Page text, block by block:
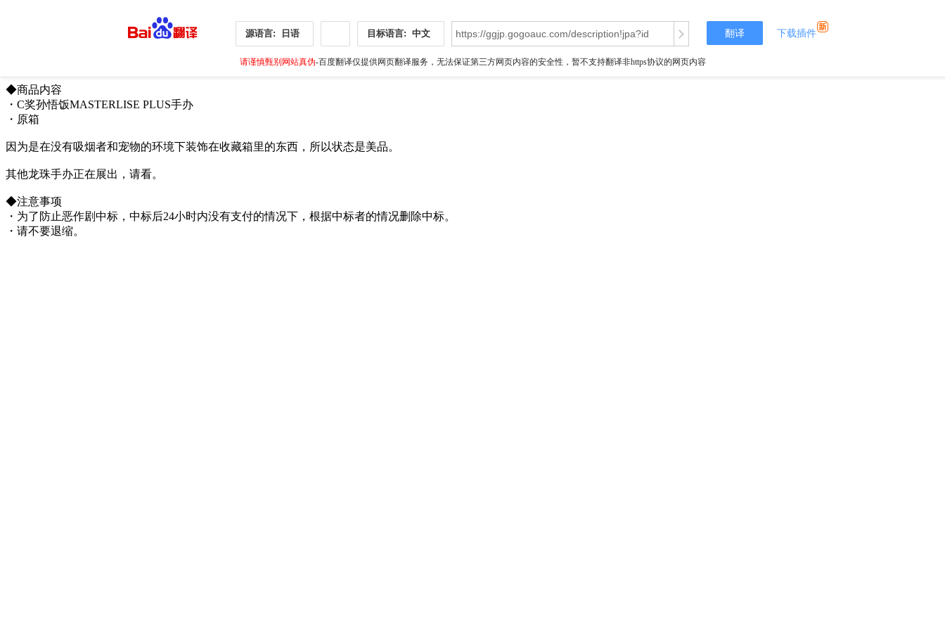
源语言: 日语 目标语言: 中文 翻译 下载插件
请谨慎甄别网站真伪-百度翻译仅提供网页翻译服务，无法保证第三方网页内容的安全性，暂不支持翻译非https协议的网页内容